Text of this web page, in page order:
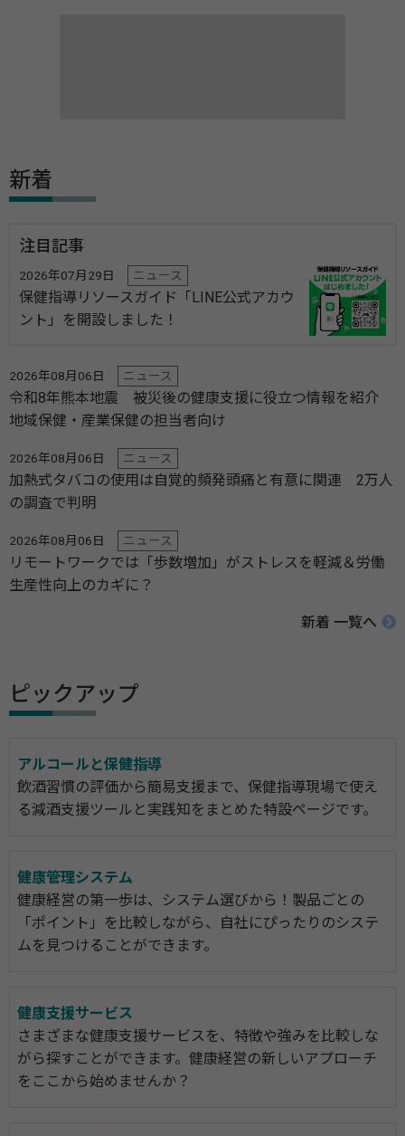
新着
注目記事
2026年07月29日 ニュース
保健指導リソースガイド「LINE公式アカウ
ント」を開設しました！
2026年08月06日 ニュース
令和8年熊本地震 被災後の健康支援に役立つ情報を紹介
地域保健・産業保健の担当者向け
2026年08月06日 ニュース
加熱式タバコの使用は自覚的頻発頭痛と有意に関連 2万人
の調査で判明
2026年08月06日 ニュース
リモートワークでは「歩数増加」がストレスを軽減＆労働
生産性向上のカギに？
新着 一覧へ
ピックアップ
アルコールと保健指導
飲酒習慣の評価から簡易支援まで、保健指導現場で使え
る減酒支援ツールと実践知をまとめた特設ページです。
健康管理システム
健康経営の第一歩は、システム選びから！製品ごとの
「ポイント」を比較しながら、自社にぴったりのシステ
ムを見つけることができます。
健康支援サービス
さまざまな健康支援サービスを、特徴や強みを比較しな
がら探すことができます。健康経営の新しいアプローチ
をここから始めませんか？